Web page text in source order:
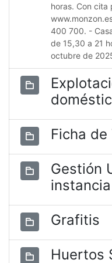
horas. Con cita
400 700. -
de 15,30 a 21
octubre de
Ficha de
Gestión
Grafitis
Huertos